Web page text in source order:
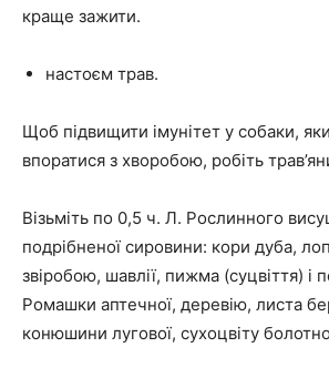
краще зажити.
настоєм трав.
Щоб підвищити імунітет у собаки,
впоратися з хворобою, робіть
Візьміть по 0,5 ч. Л. Рослинного
подрібненої сировини: кори дуба,
звіробою, шавлії, пижма (суцвіття) і
Ромашки аптечної, деревію, листа
конюшини лугової, сухоцвіту